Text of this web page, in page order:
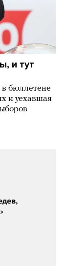
и тут
бюллетене
и уехавшая